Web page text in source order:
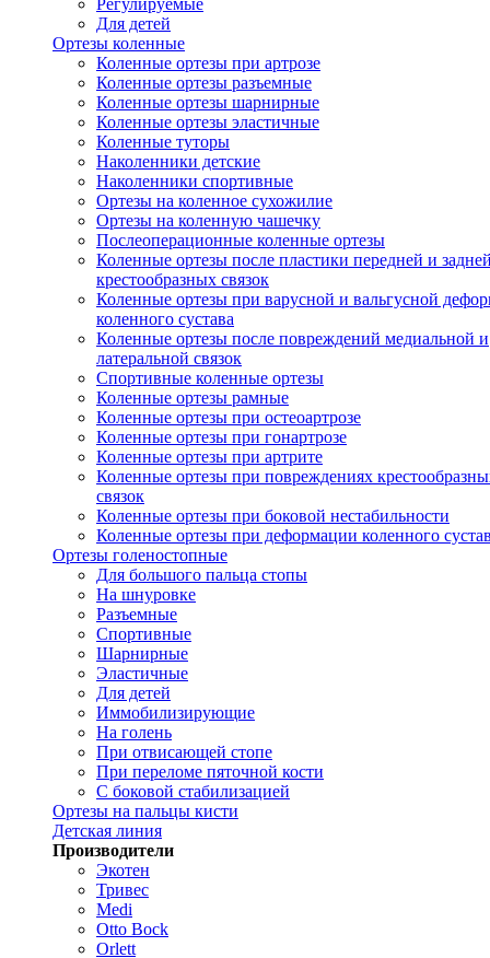
Регулируемые
Для детей
Ортезы коленные
Коленные ортезы при артрозе
Коленные ортезы разъемные
Коленные ортезы шарнирные
Коленные ортезы эластичные
Коленные туторы
Наколенники детские
Наколенники спортивные
Ортезы на коленное сухожилие
Ортезы на коленную чашечку
Послеоперационные коленные ортезы
Коленные ортезы после пластики передней и
крестообразных связок
Коленные ортезы при варусной и вальгусной
коленного сустава
Коленные ортезы после повреждений медиальной и
латеральной связок
Спортивные коленные ортезы
Коленные ортезы рамные
Коленные ортезы при остеоартрозе
Коленные ортезы при гонартрозе
Коленные ортезы при артрите
Коленные ортезы при повреждениях
связок
Коленные ортезы при боковой нестабильности
Коленные ортезы при деформации коленного
Ортезы голеностопные
Для большого пальца стопы
На шнуровке
Разъемные
Спортивные
Шарнирные
Эластичные
Для детей
Иммобилизирующие
На голень
При отвисающей стопе
При переломе пяточной кости
С боковой стабилизацией
Ортезы на пальцы кисти
Детская линия
Производители
Экотен
Тривес
Medi
Otto Bock
Orlett